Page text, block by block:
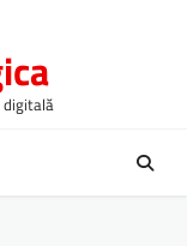
digitală